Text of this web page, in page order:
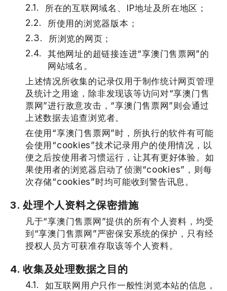
所在的互联网域名、IP地址及所在地区；
所使用的浏览器版本；
所浏览的网页；
其他网址的超链接连进“享澳门售票网”的
网站域名。
上述情况所收集的记录仅用于制作统计网页管理
及统计之用途，除非发现该等访问对“享澳门售
票网”进行敌意攻击，“享澳门售票网”则会通过
上述数据去追查浏览者。
在使用“享澳门售票网”时，所执行的软件有可能
会使用“cookies”技术记录用户的使用情况，以
便之后按使用者习惯运行，让其有更好体验。如
果使用者的浏览器启动了侦测“cookies”，则每
次存储“cookies”时均可能收到警告讯息。
3. 处理个人资料之保密措施
凡于“享澳门售票网”提供的所有个人资料，均受
到“享澳门售票网”严密保安系统的保护，只有经
授权人员方可获准存取该等个人资料。
4. 收集及处理数据之目的
如互联网用户只作一般性浏览本站的信息，